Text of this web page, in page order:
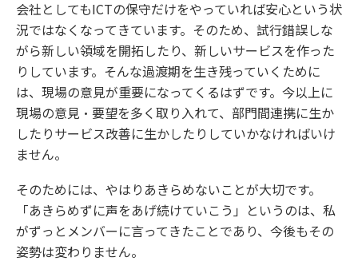
会社としてもICTの保守だけをやっていれば安心という状
況ではなくなってきています。そのため、試行錯誤しな
がら新しい領域を開拓したり、新しいサービスを作った
りしています。そんな過渡期を生き残っていくために
は、現場の意見が重要になってくるはずです。今以上に
現場の意見・要望を多く取り入れて、部門間連携に生か
したりサービス改善に生かしたりしていかなければいけ
ません。
そのためには、やはりあきらめないことが大切です。
「あきらめずに声をあげ続けていこう」というのは、私
がずっとメンバーに言ってきたことであり、今後もその
姿勢は変わりません。